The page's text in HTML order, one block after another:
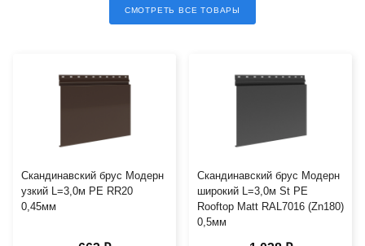
СМОТРЕТЬ ВСЕ ТОВАРЫ
Скандинавский брус Модерн
узкий L=3,0м PE RR20
0,45мм
Скандинавский брус Модерн
широкий L=3,0м St PE
Rooftop Matt RAL7016 (Zn180)
0,5мм